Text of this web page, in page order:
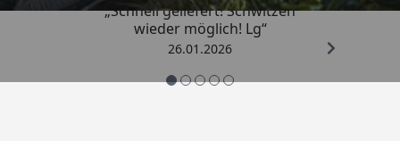
„Schnell geliefert! Schwitzen
wieder möglich! Lg“
26.01.2026